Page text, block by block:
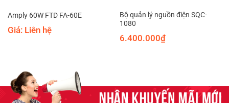
Amply 60W FTD FA-60E
Giá: Liên hệ
Bộ quản lý nguồn điện SQC-
1080
6.400.000₫